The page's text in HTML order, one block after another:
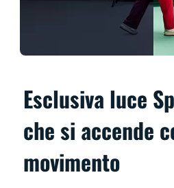
Esclusiva luce
che si accende
movimento